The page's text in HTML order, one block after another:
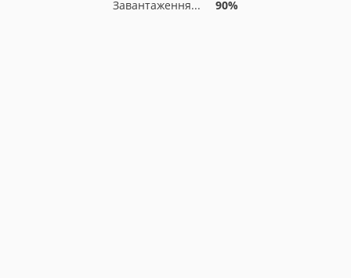
Завантаження... 90%